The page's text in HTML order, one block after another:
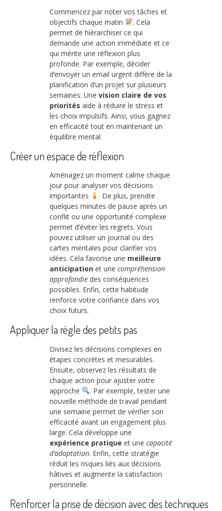
Commencez par noter vos tâches et
objectifs chaque matin
. Cela
permet de hiérarchiser ce qui
demande une action immédiate et ce
qui mérite une réflexion plus
profonde. Par exemple, décider
d’envoyer un email urgent diffère de la
planification d’un projet sur plusieurs
semaines. Une vision claire de vos
priorités aide à réduire le stress et
les choix impulsifs. Ainsi, vous gagnez
en efficacité tout en maintenant un
équilibre mental.
Créer un espace de réflexion
Aménagez un moment calme chaque
jour pour analyser vos décisions
importantes
. De plus, prendre
quelques minutes de pause après un
conflit ou une opportunité complexe
permet d’éviter les regrets. Vous
pouvez utiliser un journal ou des
cartes mentales pour clarifier vos
idées. Cela favorise une meilleure
anticipation et une compréhension
approfondie des conséquences
possibles. Enfin, cette habitude
renforce votre confiance dans vos
choix futurs.
Appliquer la règle des petits pas
Divisez les décisions complexes en
étapes concrètes et mesurables.
Ensuite, observez les résultats de
chaque action pour ajuster votre
approche
. Par exemple, tester une
nouvelle méthode de travail pendant
une semaine permet de vérifier son
efficacité avant un engagement plus
large. Cela développe une
expérience pratique et une capacité
d’adaptation. Enfin, cette stratégie
réduit les risques liés aux décisions
hâtives et augmente la satisfaction
personnelle.
Renforcer la prise de décision avec des techniques